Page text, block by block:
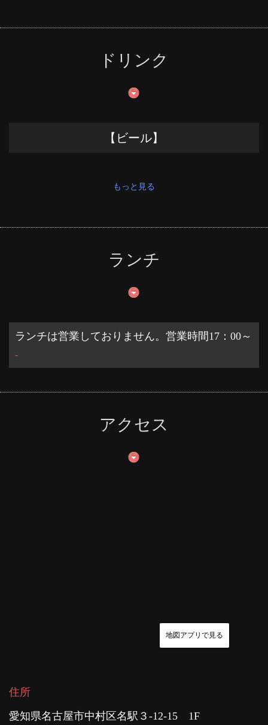
ドリンク
【ビール】
もっと見る
ランチ
ランチは営業しておりません。営業時間17：00～
-
アクセス
地図アプリで見る
住所
愛知県名古屋市中村区名駅３-12-15 1F